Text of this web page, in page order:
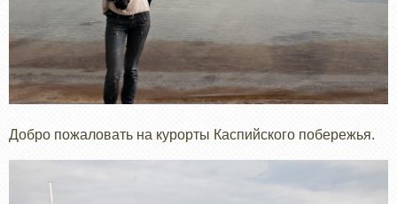
Добро пожаловать на курорты Каспийского побережья.